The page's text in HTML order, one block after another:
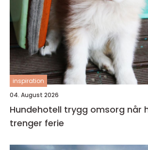
inspiration
04. August 2026
Hundehotell trygg omsorg når hunden
trenger ferie